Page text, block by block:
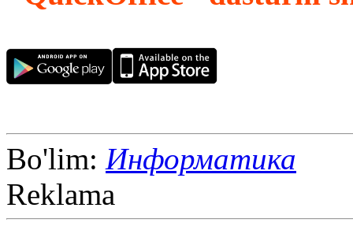
Bo'lim: Информатика
Reklama